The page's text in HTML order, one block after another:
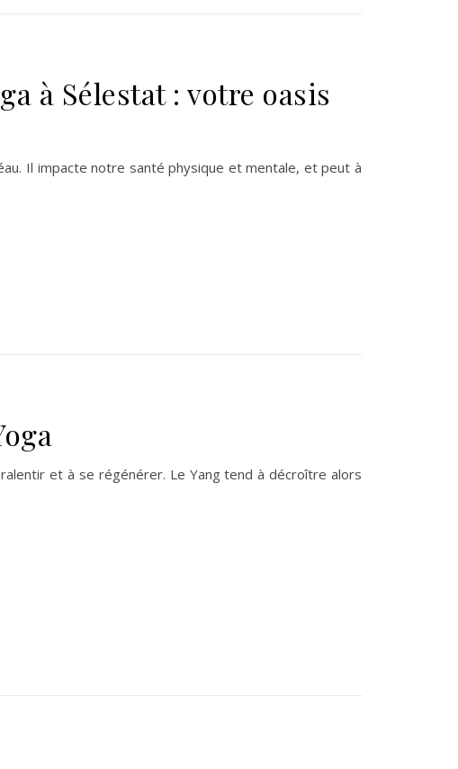
à Sélestat : votre oasis
Il impacte notre santé physique et mentale, et peut à
et à se régénérer. Le Yang tend à décroître alors